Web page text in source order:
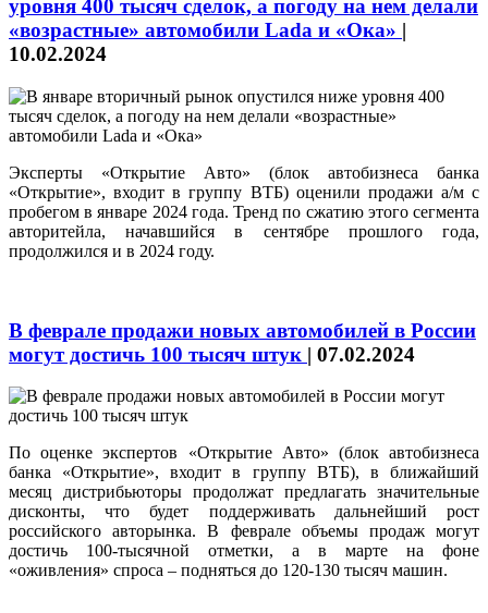
уровня 400 тысяч сделок, а погоду на нем делали
«возрастные» автомобили Lada и «Ока» |
10.02.2024
Эксперты «Открытие Авто» (блок автобизнеса банка
«Открытие», входит в группу ВТБ) оценили продажи а/м с
пробегом в январе 2024 года. Тренд по сжатию этого сегмента
авторитейла, начавшийся в сентябре прошлого года,
продолжился и в 2024 году.
В феврале продажи новых автомобилей в России
могут достичь 100 тысяч штук | 07.02.2024
По оценке экспертов «Открытие Авто» (блок автобизнеса
банка «Открытие», входит в группу ВТБ), в ближайший
месяц дистрибьюторы продолжат предлагать значительные
дисконты, что будет поддерживать дальнейший рост
российского авторынка. В феврале объемы продаж могут
достичь 100-тысячной отметки, а в марте на фоне
«оживления» спроса – подняться до 120-130 тысяч машин.